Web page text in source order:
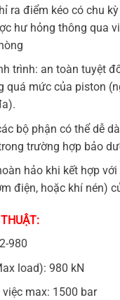
ra điểm kéo có chu
hư hỏng thông qua
trình: an toàn tuyệt
quá mức của piston
bộ phận có thể dễ
trường hợp bảo
hảo khi kết hợp
điện, hoặc khí nén)
980
load): 980 kN
max: 1500 bar